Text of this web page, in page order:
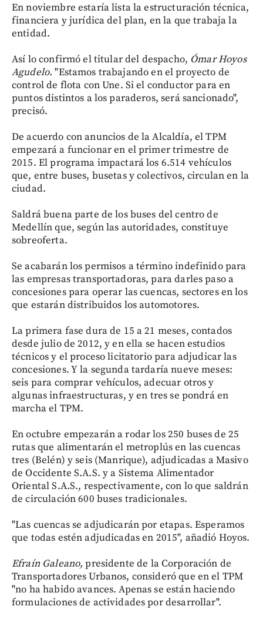
En noviembre estaría lista la estructuración técnica,
financiera y jurídica del plan, en la que trabaja la
entidad.
Así lo confirmó el titular del despacho, Ómar Hoyos
Agudelo."Estamos trabajando en el proyecto de
control de flota con Une. Si el conductor para en
puntos distintos a los paraderos, será sancionado",
precisó.
De acuerdo con anuncios de la Alcaldía, el TPM
empezará a funcionar en el primer trimestre de
2015. El programa impactará los 6.514 vehículos
que, entre buses, busetas y colectivos, circulan en la
ciudad.
Saldrá buena parte de los buses del centro de
Medellín que, según las autoridades, constituye
sobreoferta.
Se acabarán los permisos a término indefinido para
las empresas transportadoras, para darles paso a
concesiones para operar las cuencas, sectores en los
que estarán distribuidos los automotores.
La primera fase dura de 15 a 21 meses, contados
desde julio de 2012, y en ella se hacen estudios
técnicos y el proceso licitatorio para adjudicar las
concesiones. Y la segunda tardaría nueve meses:
seis para comprar vehículos, adecuar otros y
algunas infraestructuras, y en tres se pondrá en
marcha el TPM.
En octubre empezarán a rodar los 250 buses de 25
rutas que alimentarán el metroplús en las cuencas
tres (Belén) y seis (Manrique), adjudicadas a Masivo
de Occidente S.A.S. y a Sistema Alimentador
Oriental S.A.S., respectivamente, con lo que saldrán
de circulación 600 buses tradicionales.
"Las cuencas se adjudicarán por etapas. Esperamos
que todas estén adjudicadas en 2015", añadió Hoyos.
Efraín Galeano,presidente de la Corporación de
Transportadores Urbanos, consideró que en el TPM
"no ha habido avances. Apenas se están haciendo
formulaciones de actividades por desarrollar".